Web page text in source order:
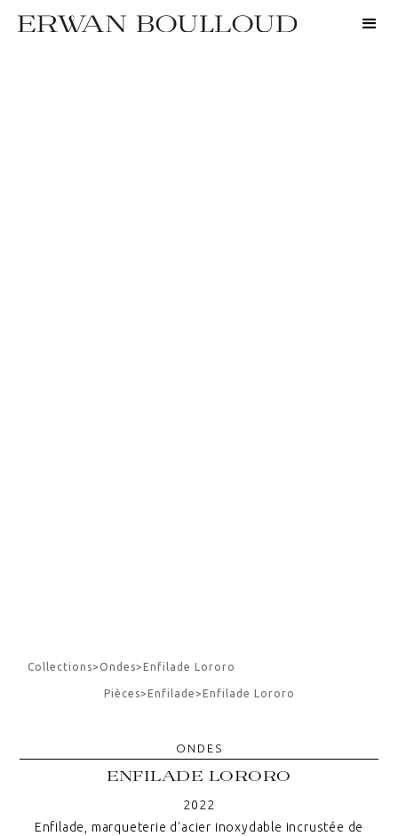
Collections> Ondes>Enfilade Lororo
Pièces>Enfilade>Enfilade Lororo
ONDES
ENFILADE LORORO
2022
Enfilade, marqueterie d'acier inoxydable incrustée de